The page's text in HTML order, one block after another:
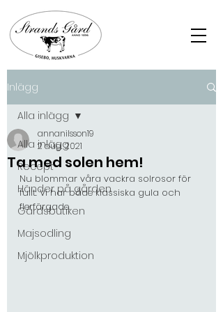
Inlägg
Alla inlägg
Recept
Händer på gården
Gårdsbutiken
Majsodling
Mjölkproduktion
Alla inlägg
Ta med solen hem!
annanilsson19
2 aug. 2021
Nu blommar våra vackra solrosor för
fullt. Vi har både klassiska gula och
flerfärgade.